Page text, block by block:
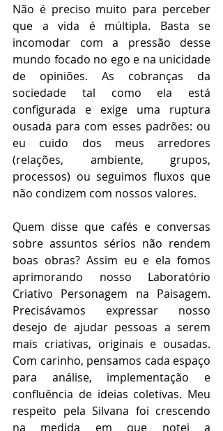
Não é preciso muito para perceber
que a vida é múltipla. Basta se
incomodar com a pressão desse
mundo focado no ego e na unicidade
de opiniões. As cobranças da
sociedade tal como ela está
configurada e exige uma ruptura
ousada para com esses padrões: ou
eu cuido dos meus arredores
(relações, ambiente, grupos,
processos) ou seguimos fluxos que
não condizem com nossos valores.
Quem disse que cafés e conversas
sobre assuntos sérios não rendem
boas obras? Assim eu e ela fomos
aprimorando nosso Laboratório
Criativo Personagem na Paisagem.
Precisávamos expressar nosso
desejo de ajudar pessoas a serem
mais criativas, originais e ousadas.
Com carinho, pensamos cada espaço
para análise, implementação e
confluência de ideias coletivas. Meu
respeito pela Silvana foi crescendo
na medida em que notei a